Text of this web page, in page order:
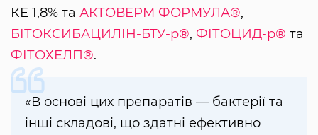
КЕ 1,8% та АКТОВЕРМ ФОРМУЛА®,
БІТОКСИБАЦИЛІН-БТУ-р®, ФІТОЦИД-р® та
ФІТОХЕЛП®.
«В основі цих препаратів — бактерії та
інші складові, що здатні ефективно